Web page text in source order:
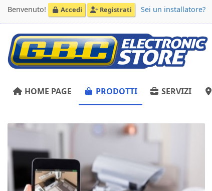
Benvenuto! Accedi Registrati Sei un installatore?
HOME PAGE PRODOTTI SERVIZI